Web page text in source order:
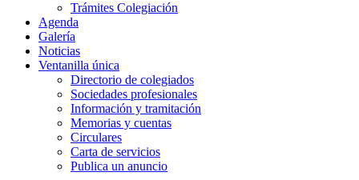
Trámites Colegiación
Agenda
Galería
Noticias
Ventanilla única
Directorio de colegiados
Sociedades profesionales
Información y tramitación
Memorias y cuentas
Circulares
Carta de servicios
Publica un anuncio